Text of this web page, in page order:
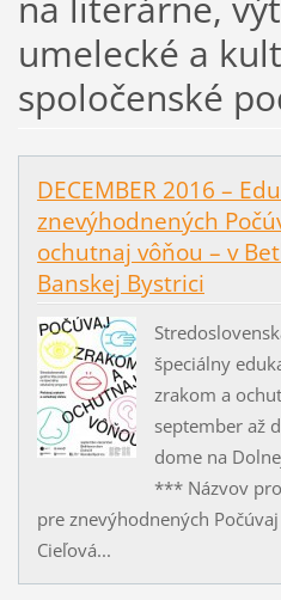
umelecké a
spoločenské
DECEMBER 2016 –
znevýhodnených
ochutnaj vôňou – v
Banskej Bystrici
špeciálny
zrakom a
september až
dome na
*** Názvov
pre znevýhodnených
Cieľová...